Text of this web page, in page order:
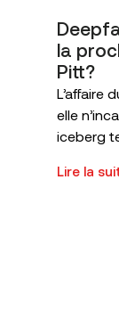
la
Pitt?
L’affaire
elle
iceberg
Lire la